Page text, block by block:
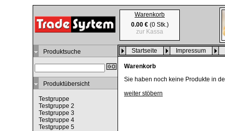
Warenkorb
0.00 €(0 Stk.)
zur Kassa
Produktsuche
Produktübersicht
Testgruppe
Testgruppe 2
Testgruppe 3
Testgruppe 4
Testgruppe 5
Startseite Impressum
Warenkorb
Sie haben noch keine Produkte in
weiter stöbern